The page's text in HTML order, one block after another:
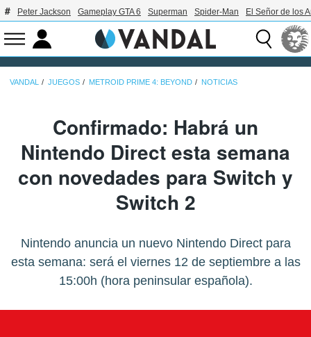
Peter Jackson Gameplay GTA 6 Superman Spider-Man El Señor de los
VANDAL JUEGOS METROID PRIME 4: BEYOND NOTICIAS
Confirmado: Habrá un
Nintendo Direct esta semana
con novedades para Switch y
Switch 2
Nintendo anuncia un nuevo Nintendo Direct para
esta semana: será el viernes 12 de septiembre a las
15:00h (hora peninsular española).